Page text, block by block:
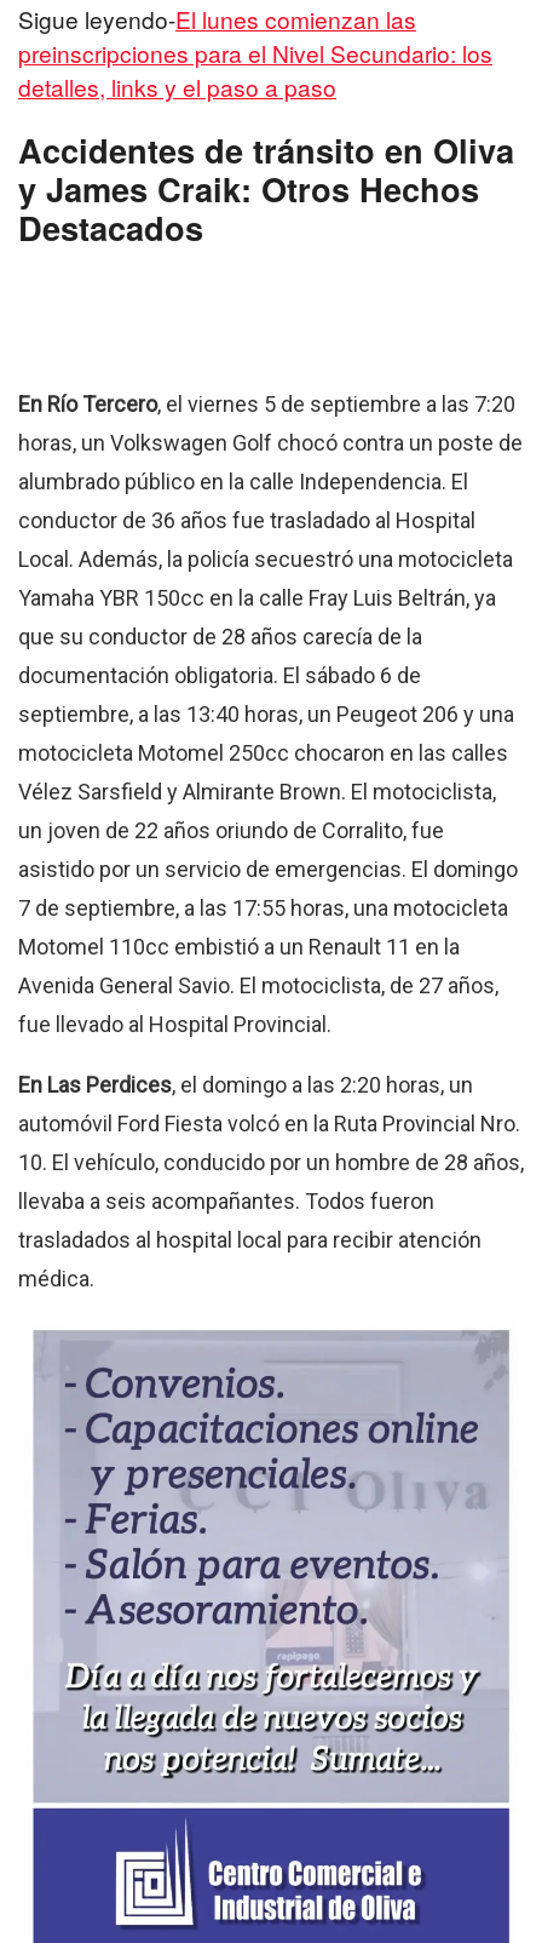
Sigue leyendo-El lunes comienzan las
preinscripciones para el Nivel Secundario: los
detalles, links y el paso a paso
Accidentes de tránsito en Oliva
y James Craik: Otros Hechos
Destacados
En Río Tercero, el viernes 5 de septiembre a las 7:20
horas, un Volkswagen Golf chocó contra un poste de
alumbrado público en la calle Independencia. El
conductor de 36 años fue trasladado al Hospital
Local . Además, la policía secuestró una motocicleta
Yamaha YBR 150cc en la calle Fray Luis Beltrán, ya
que su conductor de 28 años carecía de la
documentación obligatoria. El sábado 6 de
septiembre, a las 13:40 horas, un Peugeot 206 y una
motocicleta Motomel 250cc chocaron en las calles
Vélez Sarsfield y Almirante Brown. El motociclista,
un joven de 22 años oriundo de Corralito, fue
asistido por un servicio de emergencias. El domingo
7 de septiembre, a las 17:55 horas, una motocicleta
Motomel 110cc embistió a un Renault 11 en la
Avenida General Savio. El motociclista, de 27 años,
fue llevado al Hospital Provincial .
En Las Perdices, el domingo a las 2:20 horas, un
automóvil Ford Fiesta volcó en la Ruta Provincial Nro.
10. El vehículo, conducido por un hombre de 28 años,
llevaba a seis acompañantes. Todos fueron
trasladados al hospital local para recibir atención
médica.